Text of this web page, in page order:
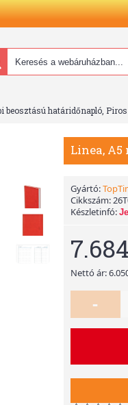
beosztású határidőnapló, Piros
Linea,
Gyártó:
Cikkszám:
Készletinfó:
Nettó ár:
-